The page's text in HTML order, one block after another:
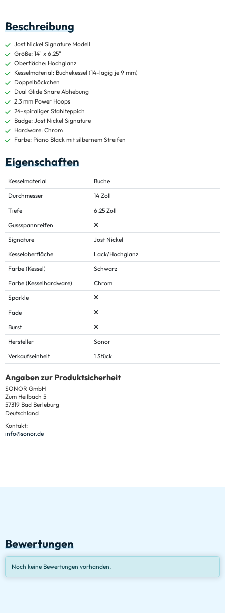
Beschreibung
Jost Nickel Signature Modell
Größe: 14" x 6,25"
Oberfläche: Hochglanz
Kesselmaterial: Buchekessel (14-lagig je 9 mm)
Doppelböckchen
Dual Glide Snare Abhebung
2,3 mm Power Hoops
24-spiraliger Stahlteppich
Badge: Jost Nickel Signature
Hardware: Chrom
Farbe: Piano Black mit silbernem Streifen
Eigenschaften
Kesselmaterial
Buche
Durchmesser
14 Zoll
Tiefe
6.25 Zoll
Gussspannreifen
Signature
Jost Nickel
Kesseloberfläche
Lack/Hochglanz
Farbe (Kessel)
Schwarz
Farbe (Kesselhardware)
Chrom
Sparkle
Fade
Burst
Hersteller
Sonor
Verkaufseinheit
1 Stück
Angaben zur Produktsicherheit
SONOR GmbH
Zum Heilbach 5
57319 Bad Berleburg
Deutschland
Kontakt:
info@sonor.de
Bewertungen
Noch keine Bewertungen vorhanden.